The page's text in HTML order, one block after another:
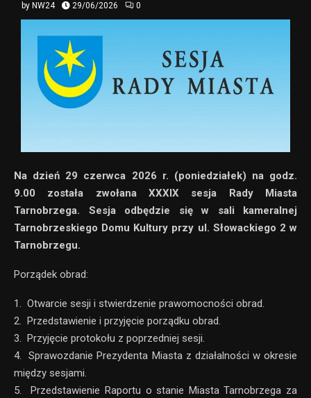
by NW24 29/06/2026 0
Na dzień 29 czerwca 2026 r. (poniedziałek) na godz.
9.00 została zwołana XXXIX sesja Rady Miasta
Tarnobrzega. Sesja odbędzie się w sali kameralnej
Tarnobrzeskiego Domu Kultury przy ul. Słowackiego 2 w
Tarnobrzegu.
Porządek obrad:
1. Otwarcie sesji i stwierdzenie prawomocności obrad.
2. Przedstawienie i przyjęcie porządku obrad.
3. Przyjęcie protokołu z poprzedniej sesji.
4. Sprawozdanie Prezydenta Miasta z działalności w okresie
między sesjami.
5. Przedstawienie Raportu o stanie Miasta Tarnobrzega za